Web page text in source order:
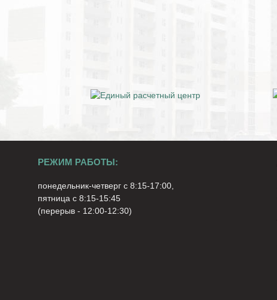
РЕЖИМ РАБОТЫ:
понедельник-четверг с 8:15-17:00,
пятница с 8:15-15:45
(перерыв - 12:00-12:30)